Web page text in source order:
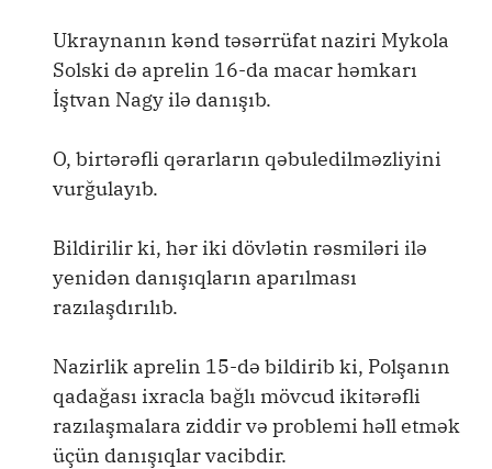
Ukraynanın kənd təsərrüfat naziri Mykola
Solski də aprelin 16-da macar həmkarı
İştvan Nagy ilə danışıb.
O, birtərəfli qərarların qəbuledilməzliyini
vurğulayıb.
Bildirilir ki, hər iki dövlətin rəsmiləri ilə
yenidən danışıqların aparılması
razılaşdırılıb.
Nazirlik aprelin 15-də bildirib ki, Polşanın
qadağası ixracla bağlı mövcud ikitərəfli
razılaşmalara ziddir və problemi həll etmək
üçün danışıqlar vacibdir.